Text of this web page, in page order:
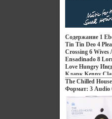
Импортное
Содержание 1
Tin Tin Deo 4
Crossing 6 Wives
Ensadinado 8
Love Hungry
Кларк Kenny
Francy Boland.
The Chilled
Формат: 3 Audio
Дистрибьюторы:
Recordings,